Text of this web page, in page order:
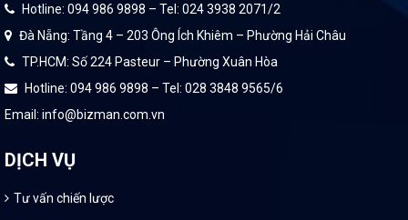
Hotline: 094 986 9898 – Tel: 024 3938 2071/2
Đà Nẵng: Tầng 4 – 203 Ông Ích Khiêm – Phường Hải Châu
TP.HCM: Số 224 Pasteur – Phường Xuân Hòa
Hotline: 094 986 9898 – Tel: 028 3848 9565/6
Email: info@bizman.com.vn
DỊCH VỤ
Tư vấn chiến lược